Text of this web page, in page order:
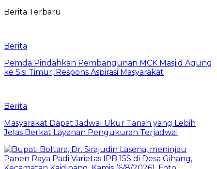
Berita Terbaru
Berita
Pemda Pindahkan Pembangunan MCK Masjid Agung
ke Sisi Timur, Respons Aspirasi Masyarakat
Berita
Masyarakat Dapat Jadwal Ukur Tanah yang Lebih
Jelas Berkat Layanan Pengukuran Terjadwal